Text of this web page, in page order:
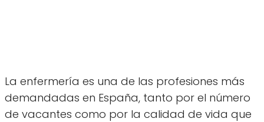
La enfermería es una de las profesiones más
demandadas en España, tanto por el número
de vacantes como por la calidad de vida que